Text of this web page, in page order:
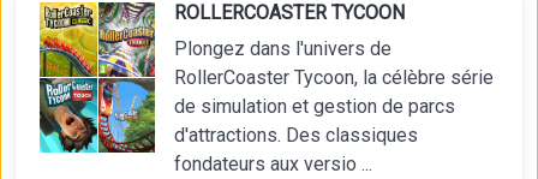
ROLLERCOASTER TYCOON
Plongez dans l'univers de
RollerCoaster Tycoon, la célèbre série
de simulation et gestion de parcs
d'attractions. Des classiques
fondateurs aux versio ...